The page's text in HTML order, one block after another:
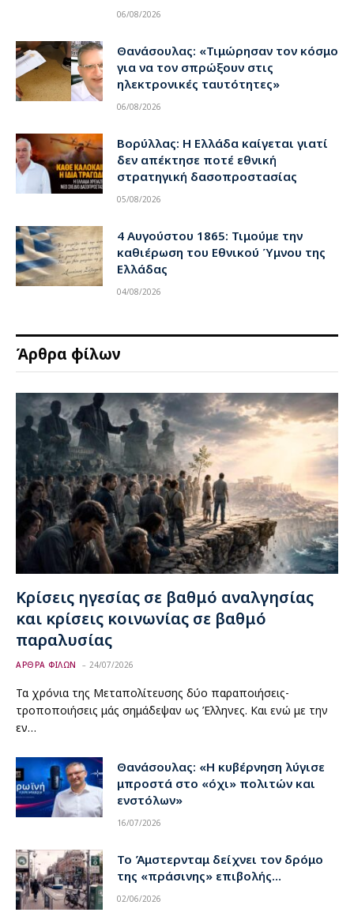
06/08/2026
Θανάσουλας: «Τιμώρησαν τον κόσμο
για να τον σπρώξουν στις
ηλεκτρονικές ταυτότητες»
06/08/2026
Βορύλλας: Η Ελλάδα καίγεται γιατί
δεν απέκτησε ποτέ εθνική
στρατηγική δασοπροστασίας
05/08/2026
4 Αυγούστου 1865: Τιμούμε την
καθιέρωση του Εθνικού Ύμνου της
Ελλάδας
04/08/2026
Άρθρα φίλων
Κρίσεις ηγεσίας σε βαθμό αναλγησίας
και κρίσεις κοινωνίας σε βαθμό
παραλυσίας
ΑΡΘΡΑ ΦΙΛΩΝ 24/07/2026
Τα χρόνια της Μεταπολίτευσης δύο παραποιήσεις-
τροποποιήσεις μάς σημάδεψαν ως Έλληνες. Και ενώ με την
εν…
Θανάσουλας: «Η κυβέρνηση λύγισε
μπροστά στο «όχι» πολιτών και
ενστόλων»
16/07/2026
Το Άμστερνταμ δείχνει τον δρόμο
της «πράσινης» επιβολής…
02/06/2026